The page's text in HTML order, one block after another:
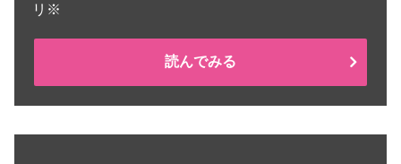
リ※
読んでみる